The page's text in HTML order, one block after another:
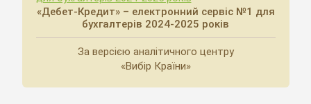
«Дебет-Кредит» – електронний сервіс №1 для
бухгалтерів 2024-2025 років
За версією аналітичного центру
«Вибір Країни»